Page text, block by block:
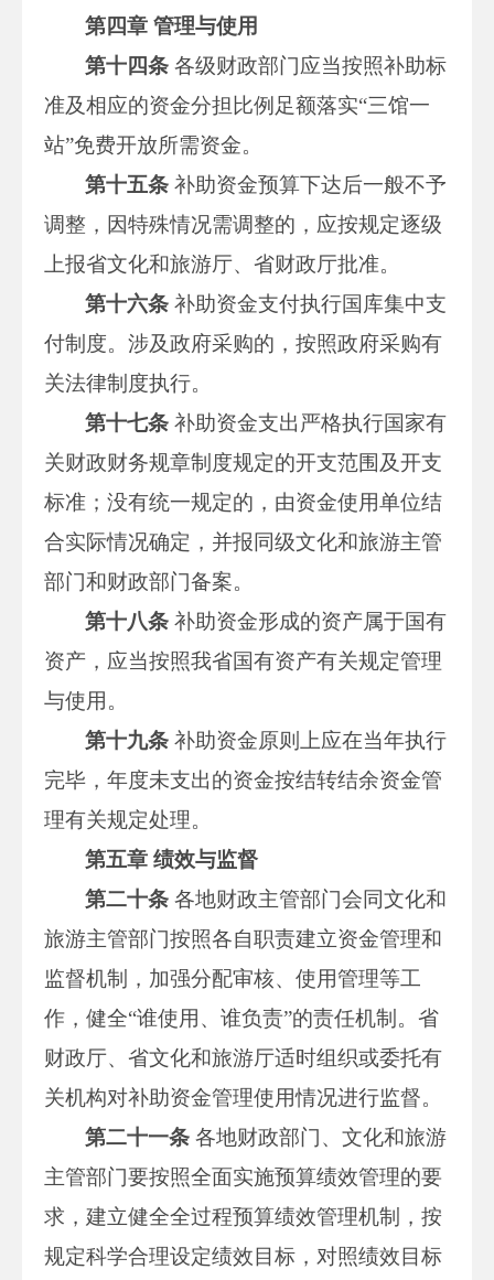
第四章 管理与使用
第十四条 各级财政部门应当按照补助标
准及相应的资金分担比例足额落实“三馆一
站”免费开放所需资金。
第十五条 补助资金预算下达后一般不予
调整，因特殊情况需调整的，应按规定逐级
上报省文化和旅游厅、省财政厅批准。
第十六条 补助资金支付执行国库集中支
付制度。涉及政府采购的，按照政府采购有
关法律制度执行。
第十七条 补助资金支出严格执行国家有
关财政财务规章制度规定的开支范围及开支
标准；没有统一规定的，由资金使用单位结
合实际情况确定，并报同级文化和旅游主管
部门和财政部门备案。
第十八条 补助资金形成的资产属于国有
资产，应当按照我省国有资产有关规定管理
与使用。
第十九条 补助资金原则上应在当年执行
完毕，年度未支出的资金按结转结余资金管
理有关规定处理。
第五章 绩效与监督
第二十条 各地财政主管部门会同文化和
旅游主管部门按照各自职责建立资金管理和
监督机制，加强分配审核、使用管理等工
作，健全“谁使用、谁负责”的责任机制。省
财政厅、省文化和旅游厅适时组织或委托有
关机构对补助资金管理使用情况进行监督。
第二十一条 各地财政部门、文化和旅游
主管部门要按照全面实施预算绩效管理的要
求，建立健全全过程预算绩效管理机制，按
规定科学合理设定绩效目标，对照绩效目标